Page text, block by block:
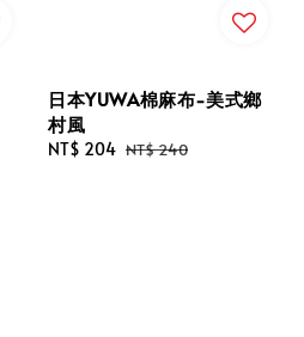
日本YUWA棉麻布-美式鄉
村風
Sale
NT$ 204 Regular
NT$ 240